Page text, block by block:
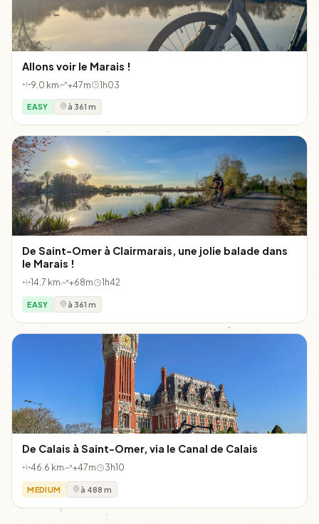
Allons voir le Marais !
9.0 km +47m 1h03
EASY à 361 m
De Saint-Omer à Clairmarais, une jolie balade dans
le Marais !
14.7 km +68m 1h42
EASY à 361 m
De Calais à Saint-Omer, via le Canal de Calais
46.6 km +47m 3h10
MEDIUM à 488 m